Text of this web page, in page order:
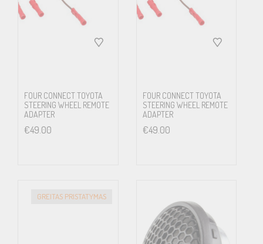
FOUR CONNECT TOYOTA
STEERING WHEEL REMOTE
ADAPTER
€49.00
FOUR CONNECT TOYOTA
STEERING WHEEL REMOTE
ADAPTER
€49.00
GREITAS PRISTATYMAS